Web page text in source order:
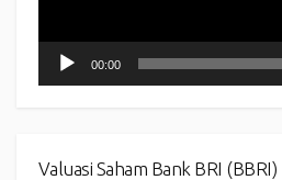
00:00
Valuasi Saham Bank BRI (BBRI)